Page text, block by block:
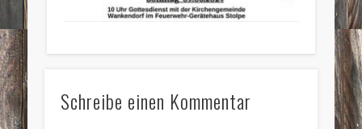
Schreibe einen Kommentar